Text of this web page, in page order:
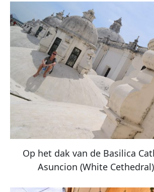
Op het dak van de Basilica
Asuncion (White